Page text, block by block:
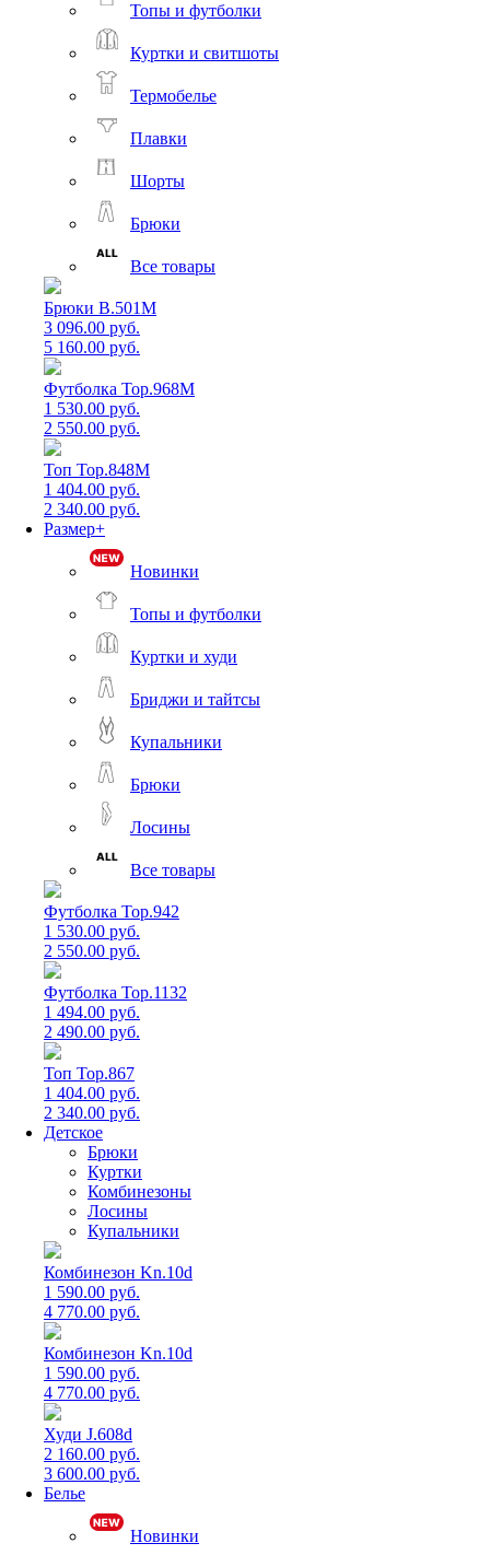
Топы и футболки
Куртки и свитшоты
Термобелье
Плавки
Шорты
Брюки
Все товары
Брюки B.501M
3 096.00 руб.
5 160.00 руб.
Футболка Top.968M
1 530.00 руб.
2 550.00 руб.
Топ Top.848M
1 404.00 руб.
2 340.00 руб.
Размер+
Новинки
Топы и футболки
Куртки и худи
Бриджи и тайтсы
Купальники
Брюки
Лосины
Все товары
Футболка Top.942
1 530.00 руб.
2 550.00 руб.
Футболка Top.1132
1 494.00 руб.
2 490.00 руб.
Топ Top.867
1 404.00 руб.
2 340.00 руб.
Детское
Брюки
Куртки
Комбинезоны
Лосины
Купальники
Комбинезон Kn.10d
1 590.00 руб.
4 770.00 руб.
Комбинезон Kn.10d
1 590.00 руб.
4 770.00 руб.
Худи J.608d
2 160.00 руб.
3 600.00 руб.
Белье
Новинки